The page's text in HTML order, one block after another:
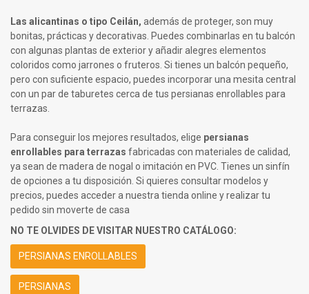
Las alicantinas o tipo Ceilán, además de proteger, son muy
bonitas, prácticas y decorativas. Puedes combinarlas en tu balcón
con algunas plantas de exterior y añadir alegres elementos
coloridos como jarrones o fruteros. Si tienes un balcón pequeño,
pero con suficiente espacio, puedes incorporar una mesita central
con un par de taburetes cerca de tus persianas enrollables para
terrazas.
Para conseguir los mejores resultados, elige persianas
enrollables para terrazas fabricadas con materiales de calidad,
ya sean de madera de nogal o imitación en PVC. Tienes un sinfín
de opciones a tu disposición. Si quieres consultar modelos y
precios, puedes acceder a nuestra tienda online y realizar tu
pedido sin moverte de casa
NO TE OLVIDES DE VISITAR NUESTRO CATÁLOGO:
PERSIANAS ENROLLABLES
PERSIANAS